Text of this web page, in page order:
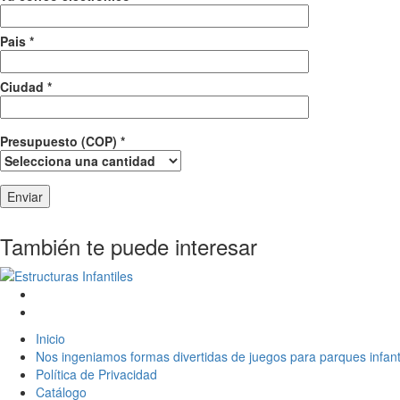
Pais *
Ciudad *
Presupuesto (COP) *
También te puede interesar
Inicio
Nos ingeniamos formas divertidas de juegos para parques
Política de Privacidad
Catálogo